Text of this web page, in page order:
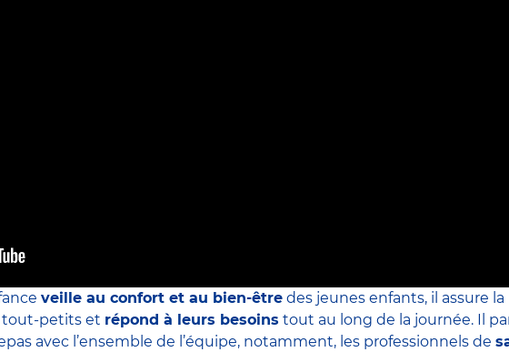
veille au confort et au bien-être des jeunes enfants, il assure
tout-petits et répond à leurs besoins tout au long de la journée. Il
avec l’ensemble de l’équipe, notamment, les professionnels de